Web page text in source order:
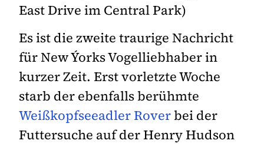
East Drive im Central Park)
Es ist die zweite traurige Nachricht
für New Ýorks Vogelliebhaber in
kurzer Zeit. Erst vorletzte Woche
starb der ebenfalls berühmte
Weißkopfseeadler Roverbei der
Futtersuche auf der Henry Hudson